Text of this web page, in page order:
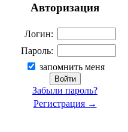
Авторизация
Логин:
Пароль:
запомнить меня
Забыли пароль?
Регистрация →